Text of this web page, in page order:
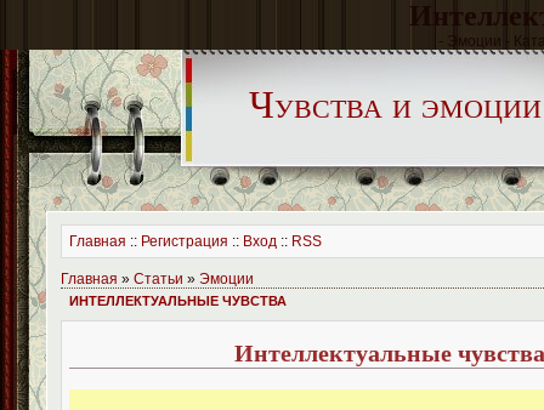
- Эмоции -
Чувства и эмоции
Главная :: Регистрация :: Вход :: RSS
Главная » Статьи » Эмоции
ИНТЕЛЛЕКТУАЛЬНЫЕ ЧУВСТВА
Интеллектуальные чувства